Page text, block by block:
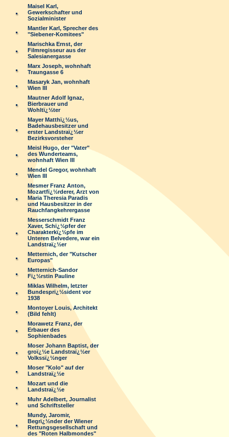
Maisel Karl,
Gewerkschafter und
Sozialminister
Mantler Karl, Sprecher des
"Siebener-Komitees"
Marischka Ernst, der
Filmregisseur aus der
Salesianergasse
Marx Joseph, wohnhaft
Traungasse 6
Masaryk Jan, wohnhaft
Wien III
Mautner Adolf Ignaz,
Bierbrauer und
Wohltï¿½ter
Mayer Matthï¿½us,
Badehausbesitzer und
erster Landstraï¿½er
Bezirksvorsteher
Meisl Hugo, der "Vater"
des Wunderteams,
wohnhaft Wien III
Mendel Gregor, wohnhaft
Wien III
Mesmer Franz Anton,
Mozartfï¿½rderer, Arzt von
Maria Theresia Paradis
und Hausbesitzer in der
Rauchfangkehrergasse
Messerschmidt Franz
Xaver, Schï¿½pfer der
Charakterkï¿½pfe im
Unteren Belvedere, war ein
Landstraï¿½er
Metternich, der "Kutscher
Europas"
Metternich-Sandor
Fï¿½rstin Pauline
Miklas Wilhelm, letzter
Bundesprï¿½sident vor
1938
Montoyer Louis, Architekt
(Bild fehlt)
Morawetz Franz, der
Erbauer des
Sophienbades
Moser Johann Baptist, der
groï¿½e Landstraï¿½er
Volkssï¿½nger
Moser "Kolo" auf der
Landstraï¿½e
Mozart und die
Landstraï¿½e
Muhr Adelbert, Journalist
und Schriftsteller
Mundy, Jaromir,
Begrï¿½nder der Wiener
Rettungsgesellschaft und
des "Roten Halbmondes"